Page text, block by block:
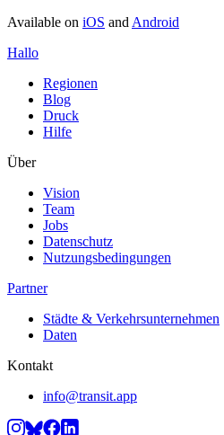
Available on iOS and Android
Hallo
Regionen
Blog
Druck
Hilfe
Über
Vision
Team
Jobs
Datenschutz
Nutzungsbedingungen
Partner
Städte & Verkehrsunternehmen
Daten
Kontakt
info@transit.app